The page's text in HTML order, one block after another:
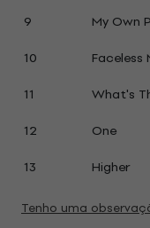
9
My Own
10
Faceless
11
What's
12
One
13
Higher
Tenho uma